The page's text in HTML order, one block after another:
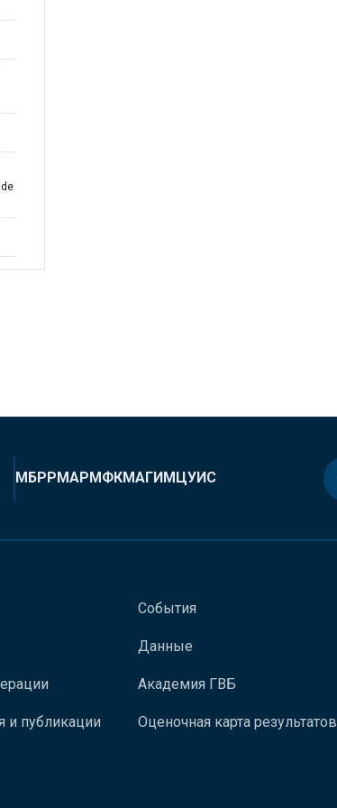
МБРРМАРМФКМАГИМЦУИС
и публикации
События
Данные
Академия ГВБ
Оценочная карта результатов